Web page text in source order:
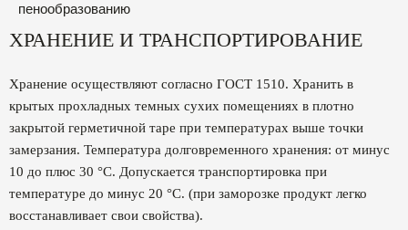
пенообразованию
ХРАНЕНИЕ И ТРАНСПОРТИРОВАНИЕ
Хранение осуществляют согласно ГОСТ 1510. Хранить в
крытых прохладных темных сухих помещениях в плотно
закрытой герметичной таре при температурах выше точки
замерзания. Температура долговременного хранения: от минус
10 до плюс 30 °С. Допускается транспортировка при
температуре до минус 20 °С. (при заморозке продукт легко
восстанавливает свои свойства).